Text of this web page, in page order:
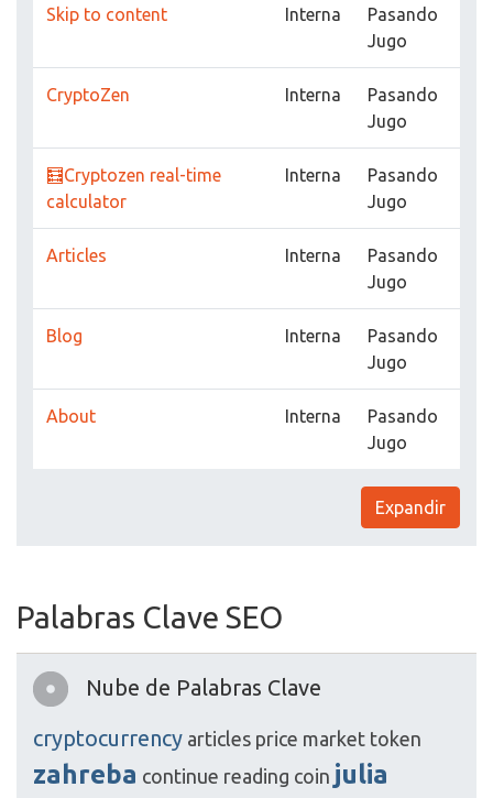
Skip to content Interna
Pasando
Jugo
CryptoZen Interna
Pasando
Jugo
🧮Cryptozen real-time
calculator
Interna
Pasando
Jugo
Articles Interna
Pasando
Jugo
Blog Interna
Pasando
Jugo
About Interna
Pasando
Jugo
Expandir
Palabras Clave SEO
Nube de Palabras Clave
cryptocurrency articles price market token
zahreba continue reading coin julia